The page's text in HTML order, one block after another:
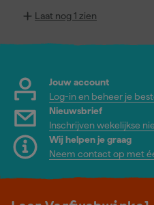
Laat nog 1 zien
Jouw account
Log-in en beheer je
Nieuwsbrief
Inschrijven wekelijkse
Wij helpen je graag
Neem contact op met